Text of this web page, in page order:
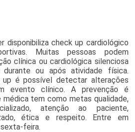
disponibiliza check up cardiológico
Muitas pessoas podem
clínica ou cardiológica silenciosa
ou após atividade física.
up é possível detectar alterações
evento clínico. A prevenção é
médica tem como metas qualidade,
atenção ao paciente,
ética e respeito. Entre em
feira.